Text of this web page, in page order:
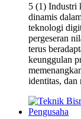
5 (1) Industri
dinamis
teknologi
pergeseran
terus
keunggulan
identitas,